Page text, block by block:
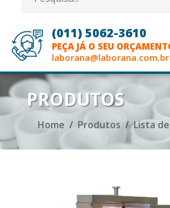
(011) 5062-3610
PEÇA JÁ O SEU
laborana@laborana.com.br
HOME
EMPRESA
MARCAS
PRODUTOS
Home Produtos Lista